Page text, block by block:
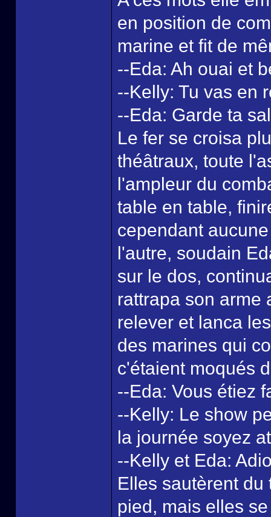
en position de
marine et fit de
--Eda: Ah ouai et
--Kelly: Tu vas en
--Eda: Garde ta
Le fer se croisa
théâtraux, toute
l'ampleur du
table en table,
cependant
l'autre, soudain
sur le dos,
rattrapa son arme
relever et lanca
des marines qui
c'étaient moqués
--Eda: Vous étiez
--Kelly: Le show
la journée soyez
--Kelly et Eda:
Elles sautèrent
pied, mais elles